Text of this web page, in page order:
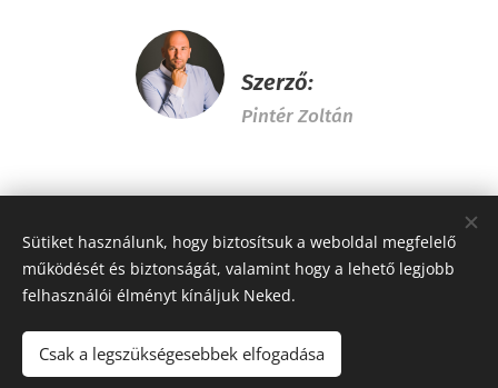
Szerző:
Pintér Zoltán
Share
Sütiket használunk, hogy biztosítsuk a weboldal megfelelő
működését és biztonságát, valamint hogy a lehető legjobb
felhasználói élményt kínáljuk Neked.
Csak a legszükségesebbek elfogadása